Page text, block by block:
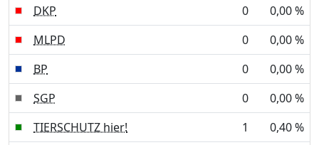
DKP
0
0,00 %
MLPD
0
0,00 %
BP
0
0,00 %
SGP
0
0,00 %
TIERSCHUTZ hier!
1
0,40 %